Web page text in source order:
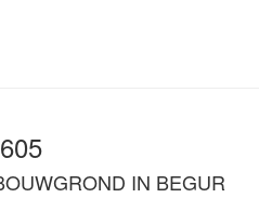
IN BEGUR